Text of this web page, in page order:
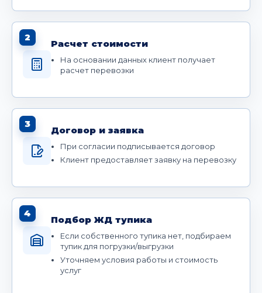
2
Расчет стоимости
На основании данных клиент получает
расчет перевозки
3
Договор и заявка
При согласии подписывается договор
Клиент предоставляет заявку на перевозку
4
Подбор ЖД тупика
Если собственного тупика нет, подбираем
тупик для погрузки/выгрузки
Уточняем условия работы и стоимость
услуг